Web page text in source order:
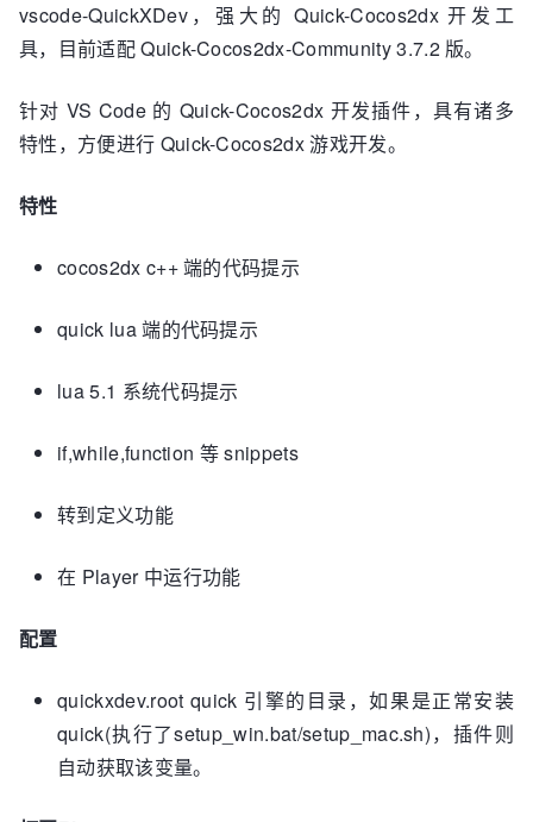
vscode-QuickXDev，强大的 Quick-Cocos2dx 开发工
具，目前适配 Quick-Cocos2dx-Community 3.7.2 版。
针对 VS Code 的 Quick-Cocos2dx 开发插件，具有诸多
特性，方便进行 Quick-Cocos2dx 游戏开发。
特性
cocos2dx c++ 端的代码提示
quick lua 端的代码提示
lua 5.1 系统代码提示
if,while,function 等 snippets
转到定义功能
在 Player 中运行功能
配置
quickxdev.root quick 引擎的目录，如果是正常安装
quick(执行了setup_win.bat/setup_mac.sh)，插件则
自动获取该变量。